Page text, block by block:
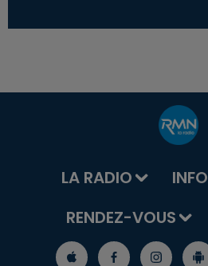
LA RADIO
RENDEZ-VOUS